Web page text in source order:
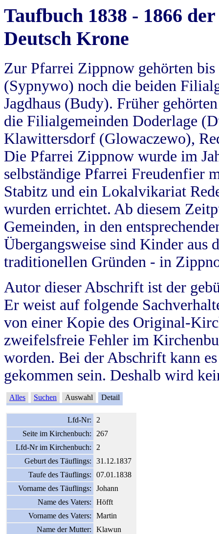
Taufbuch 1838 - 1866
Deutsch Krone
Zur Pfarrei Zippnow gehörten
(Sypnywo) noch die beiden
Jagdhaus (Budy). Früher
die Filialgemeinden Doderlage
Klawittersdorf (Glowaczewo),
Die Pfarrei Zippnow wurde im
selbständige Pfarrei Freudenfier
Stabitz und ein Lokalvikariat
wurden errichtet. Ab diesem
Gemeinden, in den
Übergangsweise sind Kinder aus
traditionellen Gründen - in
Autor dieser Abschrift ist der
Er weist auf folgende
von einer Kopie des Original-
zweifelsfreie Fehler im
worden. Bei der Abschrift kann
gekommen sein. Deshalb wird
Alles Suchen Auswahl Detail
Lfd-Nr:
2
Seite im Kirchenbuch:
267
Lfd-Nr im Kirchenbuch:
2
Geburt des Täuflings:
31.12.1837
Taufe des Täuflings:
07.01.1838
Vorname des Täuflings:
Johann
Name des Vaters:
Höfft
Vorname des Vaters:
Martin
Name der Mutter:
Klawun